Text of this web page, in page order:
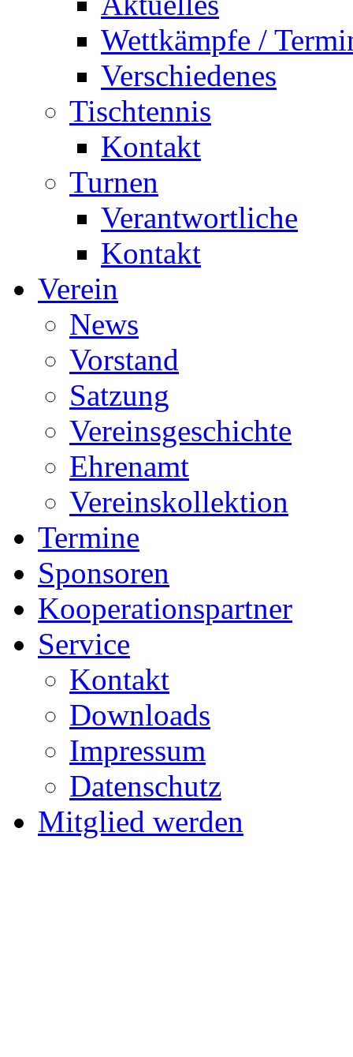
Wettkämpfe /
Verschiedenes
Tischtennis
Kontakt
Turnen
Verantwortliche
Kontakt
Verein
News
Vorstand
Satzung
Vereinsgeschichte
Ehrenamt
Vereinskollektion
Termine
Sponsoren
Kooperationspartner
Service
Kontakt
Downloads
Impressum
Datenschutz
Mitglied werden